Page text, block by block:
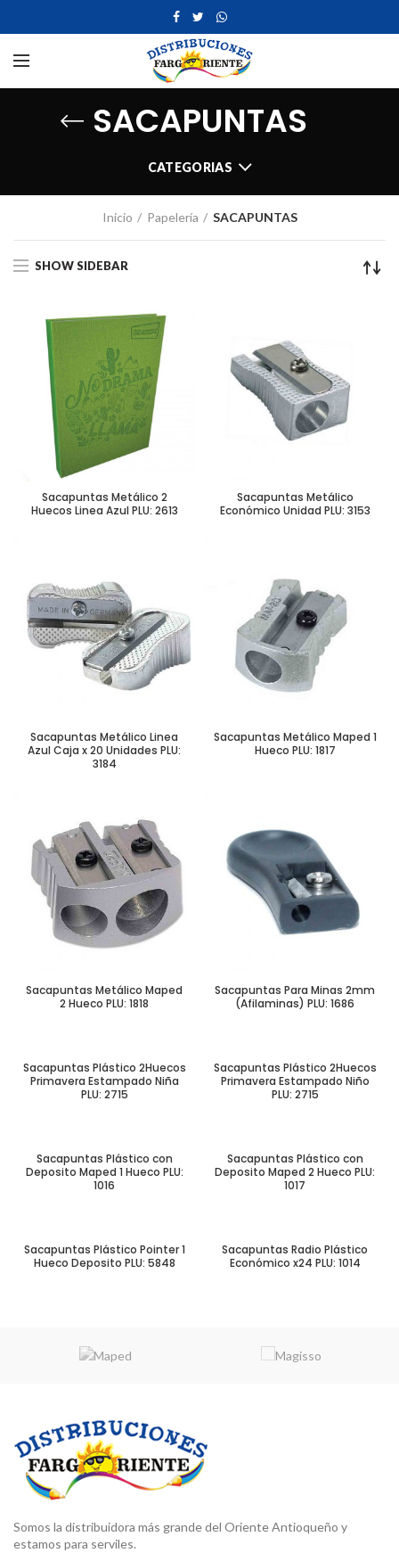
SACAPUNTAS
CATEGORIAS
Inicio Papelería SACAPUNTAS
SHOW SIDEBAR
Sacapuntas Metálico 2
Huecos Linea Azul PLU: 2613
Sacapuntas Metálico
Económico Unidad PLU: 3153
Sacapuntas Metálico Linea
Azul Caja x 20 Unidades PLU:
3184
Sacapuntas Metálico Maped 1
Hueco PLU: 1817
Sacapuntas Metálico Maped
2 Hueco PLU: 1818
Sacapuntas Para Minas 2mm
(Afilaminas) PLU: 1686
Sacapuntas Plástico 2Huecos
Primavera Estampado Niña
PLU: 2715
Sacapuntas Plástico 2Huecos
Primavera Estampado Niño
PLU: 2715
Sacapuntas Plástico con
Deposito Maped 1 Hueco PLU:
1016
Sacapuntas Plástico con
Deposito Maped 2 Hueco PLU:
1017
Sacapuntas Plástico Pointer 1
Hueco Deposito PLU: 5848
Sacapuntas Radio Plástico
Económico x24 PLU: 1014
Somos la distribuidora más grande del Oriente Antioqueño y
estamos para serviles.